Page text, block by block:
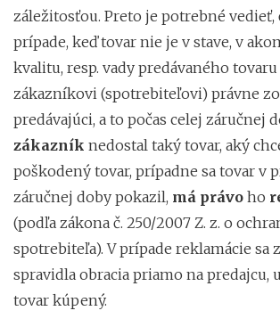
záležitosťou. Preto je potrebné vedieť,
prípade, keď tovar nie je v stave, v
kvalitu, resp. vady predávaného
zákazníkovi (spotrebiteľovi) právne
predávajúci, a to počas celej záručnej
zákazník nedostal taký tovar, aký
poškodený tovar, prípadne sa tovar v
záručnej doby pokazil, má právo ho
(podľa zákona č. 250/2007 Z. z. o
spotrebiteľa). V prípade reklamácie sa
spravidla obracia priamo na predajcu,
tovar kúpený.